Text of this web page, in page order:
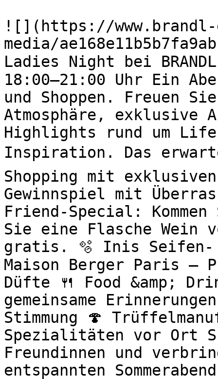
![](https://
media/
Ladies Night bei
18:00–21:00 Uhr Ein
und Shoppen. Freuen
Atmosphäre, exklusive
Highlights rund um
Inspiration. Das
Shopping mit
Gewinnspiel mit
Friend-Special:
Sie eine Flasche Wein
gratis. 🫧 Inis Seifen-
Maison Berger Paris –
Düfte 🍴 Food &amp;
gemeinsame
Stimmung 🍄
Spezialitäten vor Ort
Freundinnen und
entspannten